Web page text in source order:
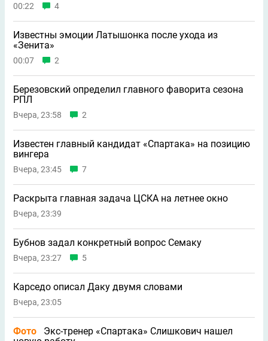
00:22 4
Известны эмоции Латышонка после ухода из
«Зенита»
00:07 2
Березовский определил главного фаворита сезона
РПЛ
Вчера, 23:58 2
Известен главный кандидат «Спартака» на позицию
вингера
Вчера, 23:45 7
Раскрыта главная задача ЦСКА на летнее окно
Вчера, 23:39
Бубнов задал конкретный вопрос Семаку
Вчера, 23:27 5
Карседо описал Даку двумя словами
Вчера, 23:05
Фото
Экс-тренер «Спартака» Слишкович нашел